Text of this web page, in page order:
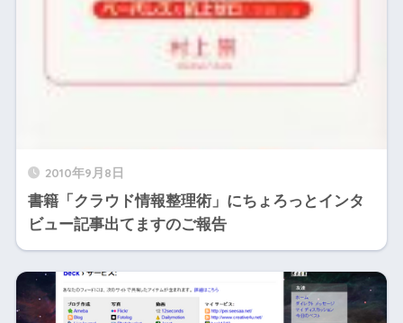
2010年9月8日
書籍「クラウド情報整理術」にちょろっとインタ
ビュー記事出てますのご報告